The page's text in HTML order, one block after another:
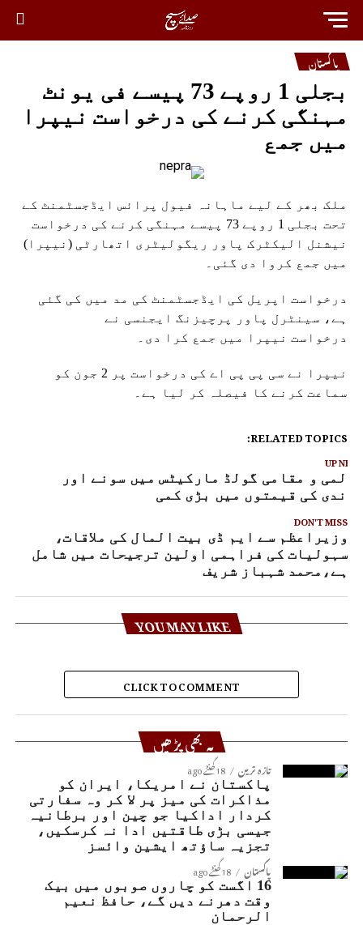
پاکستان
بجلی 1 روپے 73 پیسے فی یونٹ
مہنگی کرنے کی درخواست نیپرا
میں جمع
ملک بھر کے لیے ماہانہ فیول پرائس ایڈجسٹمنٹ کے
تحت بجلی 1 روپے 73 پیسے مہنگی کرنے کی درخواست
نیشنل الیکٹرک پاور ریگولیٹری اتھارٹی (نیپرا)
میں جمع کروا دی گئی۔
درخواست اپریل کی ایڈجسٹمنٹ کی مد میں کی گئی
ہے، سینٹرل پاور پرچیزنگ ایجنسی نے
درخواست نیپرا میں جمع کرا دی۔
نیپرا نے سی پی پی اے کی درخواست پر 2 جون کو
سماعت کرنے کا فیصلہ کر لیا ہے۔
RELATED TOPICS:
UP
و مقامی گولڈ مارکیٹس میں سونے اور
کی قیمتوں میں بڑی کمی
DON'T MISS
وزیراعظم سے ایم ڈی بیت المال کی ملاقات،
سہولیات کی فراہمی اولین ترجیحات میں شامل
ہے،محمد شہباز شریف
YOU MAY LIKE
CLICK TO COMMENT
یہ بھی پڑھیں
تازہ ترین 18 گھنٹے ago
پاکستان نے امریکا، ایران کو
مذاکرات کی میز پر لا کر وہ سفارتی
کردار اداکیا جو چین اور برطانیہ
جیسی بڑی طاقتیں ادا نہ کرسکیں،
تجزیہ ساؤتھ ایشین وائسز
پاکستان 18 گھنٹے ago
16 اگست کو چاروں صوبوں میں بیک
وقت دھرنے دیں گے، حافظ نعیم
الرحمان